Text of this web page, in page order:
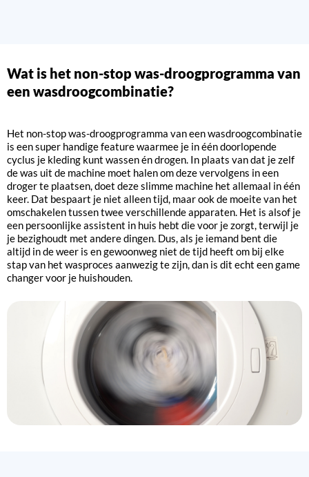
Wat is het non-stop was-droogprogramma van
een wasdroogcombinatie?
Het non-stop was-droogprogramma van een wasdroogcombinatie
is een super handige feature waarmee je in één doorlopende
cyclus je kleding kunt wassen én drogen. In plaats van dat je zelf
de was uit de machine moet halen om deze vervolgens in een
droger te plaatsen, doet deze slimme machine het allemaal in één
keer. Dat bespaart je niet alleen tijd, maar ook de moeite van het
omschakelen tussen twee verschillende apparaten. Het is alsof je
een persoonlijke assistent in huis hebt die voor je zorgt, terwijl je
je bezighoudt met andere dingen. Dus, als je iemand bent die
altijd in de weer is en gewoonweg niet de tijd heeft om bij elke
stap van het wasproces aanwezig te zijn, dan is dit echt een game
changer voor je huishouden.